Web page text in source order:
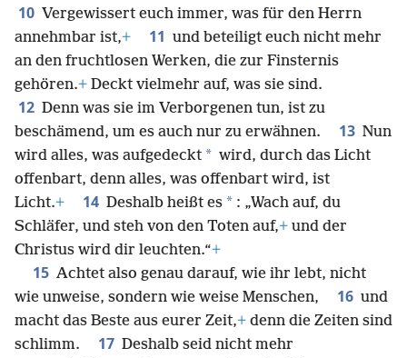
10 Vergewissert euch immer, was für den Herrn
annehmbar ist,+ 11 und beteiligt euch nicht mehr
an den fruchtlosen Werken, die zur Finsternis
gehören.+ Deckt vielmehr auf, was sie sind.
12 Denn was sie im Verborgenen tun, ist zu
beschämend, um es auch nur zu erwähnen.
13 Nun
wird alles, was aufgedeckt * wird, durch das Licht
offenbart, denn alles, was offenbart wird, ist
Licht.+ 14 Deshalb heißt es * : „Wach auf, du
Schläfer, und steh von den Toten auf,+ und der
Christus wird dir leuchten.“+
15 Achtet also genau darauf, wie ihr lebt, nicht
wie unweise, sondern wie weise Menschen,
16 und
macht das Beste aus eurer Zeit,+ denn die Zeiten sind
schlimm.
17 Deshalb seid nicht mehr